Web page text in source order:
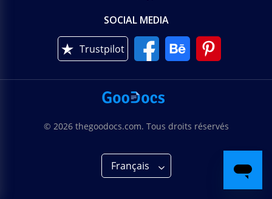
SOCIAL MEDIA
Trustpilot
© 2026 thegoodocs.com. Tous droits réservés
Français